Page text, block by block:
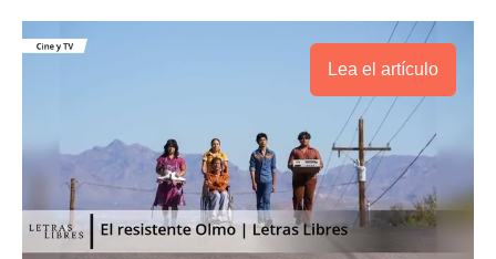
Lea el artículo